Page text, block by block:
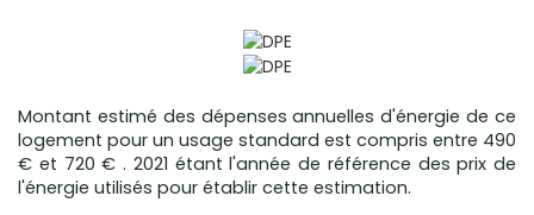
Montant estimé des dépenses annuelles d'énergie de ce
logement pour un usage standard est compris entre 490
€ et 720 € . 2021 étant l'année de référence des prix de
l'énergie utilisés pour établir cette estimation.